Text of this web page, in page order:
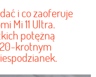
i co zaoferuje
Mi 11 Ultra.
potężną
krotnym